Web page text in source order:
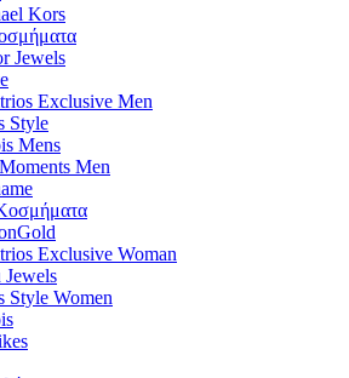
Kors
Jewels
Exclusive Men
Style
Mens
Men
Exclusive Woman
Jewels
Style Women